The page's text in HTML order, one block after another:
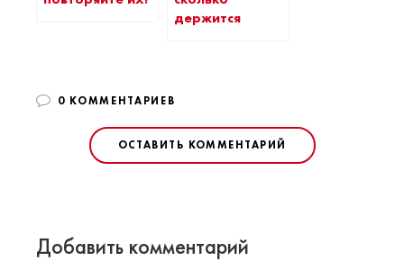
держится
0 КОММЕНТАРИЕВ
ОСТАВИТЬ КОММЕНТАРИЙ
Добавить комментарий